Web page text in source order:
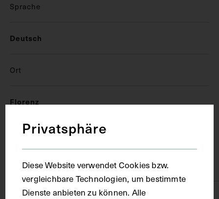
Sprache
Deutsch
Ort
Florenz
Material
Papier
Technik
Privatsphäre
Diese Website verwendet Cookies bzw.
vergleichbare Technologien, um bestimmte
Dienste anbieten zu können. Alle